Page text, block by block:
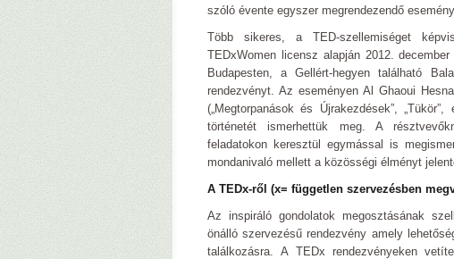
szóló évente egyszer megrendezendő
Több sikeres, a TED-szellemiséget
TEDxWomen licensz alapján 2012.
Budapesten, a Gellért-hegyen található
rendezvényt. Az eseményen Al Ghaoui
(„Megtorpanások és Újrakezdések”,
történetét ismerhettük meg. A
feladatokon keresztül egymással is
mondanivaló mellett a közösségi élményt
A TEDx-ről (x= független szervezésben
Az inspiráló gondolatok megosztásának
önálló szervezésű rendezvény amely
találkozásra. A TEDx rendezvényeken